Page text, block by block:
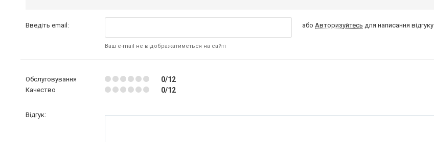
Введіть email:
Ваш e-mail не відображатиметься на сайті
абоАвторизуйтесь для написання відгуку
Обслуговування 0/12
Качество 0/12
Відгук: